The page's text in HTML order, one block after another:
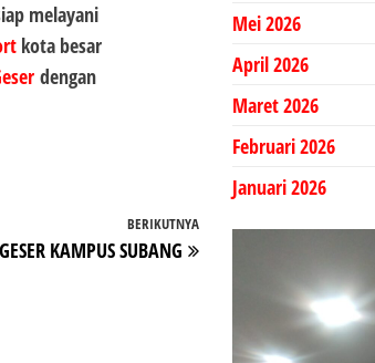
melayani
kota besar
dengan
Pos
Berikutnya
BERIKUTNYA
KAMPUS SUBANG
Mei 2026
April 2026
Maret 2026
Februari 2026
Januari 2026